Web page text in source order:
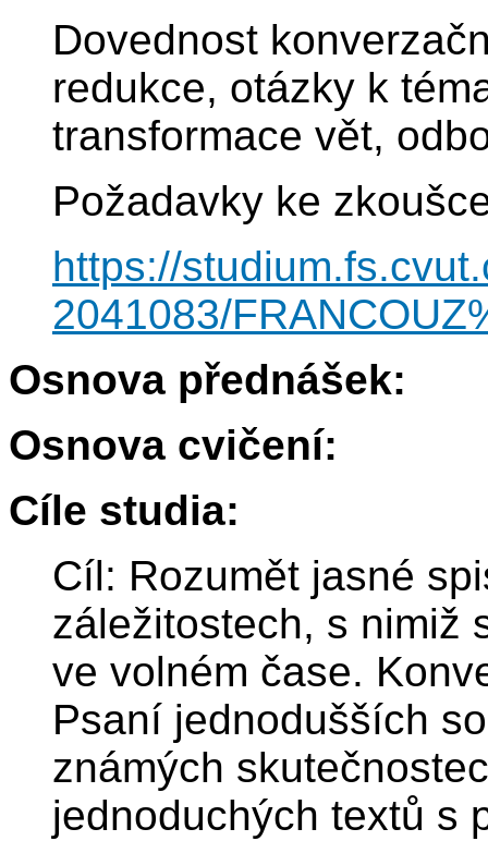
Dovednost
redukce, otázky k
transformace vět,
Požadavky ke
https://
2041083/
Osnova přednášek:
Osnova cvičení:
Cíle studia:
Cíl: Rozumět jasné
záležitostech, s nimiž
ve volném čase.
Psaní jednodušších
známých
jednoduchých textů s